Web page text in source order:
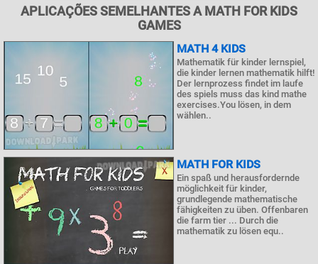
APLICAÇÕES SEMELHANTES A MATH FOR KIDS
GAMES
MATH 4 KIDS
Mathematik für kinder lernspiel,
die kinder lernen mathematik hilft!
Der lernprozess findet im laufe
des spiels muss das kind mathe
exercises.You lösen, in dem
wählen..
MATH FOR KIDS
Ein spaß und herausfordernde
möglichkeit für kinder,
grundlegende mathematische
fähigkeiten zu üben. Offenbaren
die farm tier ... Durch die
mathematik zu lösen equ..